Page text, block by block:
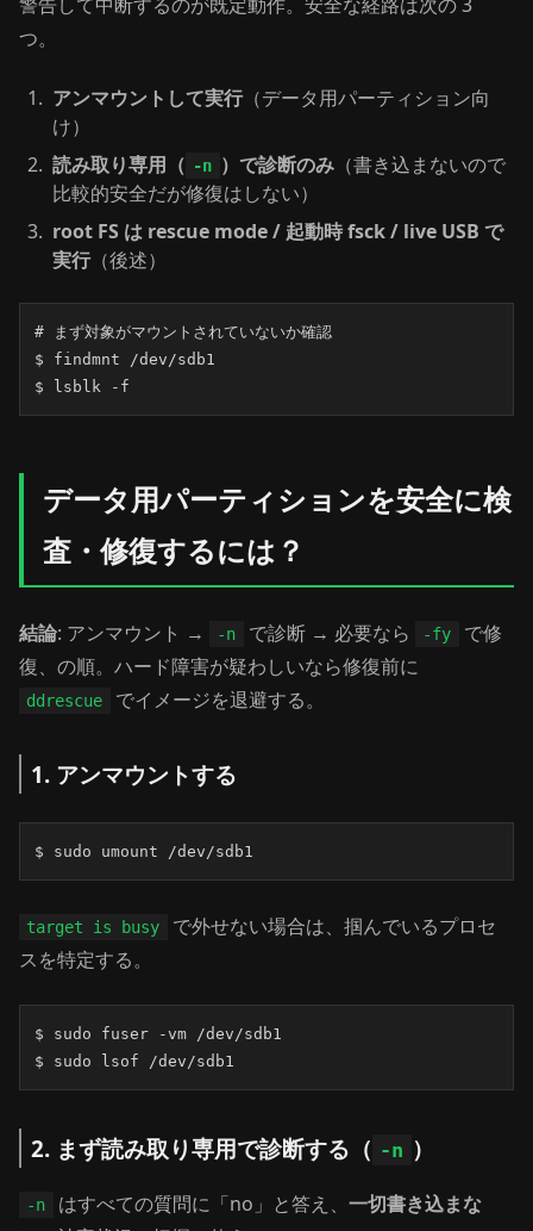
つ。
アンマウントして実行（データ用パーティション向
け）
読み取り専用（ -n ）で診断のみ（書き込まないので
比較的安全だが修復はしない）
root FS は rescue mode / 起動時 fsck / live USB で
実行（後述）
# まず対象がマウントされていないか確認
$ findmnt /dev/sdb1
$ lsblk -f
データ用パーティションを安全に検
査・修復するには？
結論: アンマウント → -n で診断 → 必要なら -fy
で修
復、の順。ハード障害が疑わしいなら修復前に
ddrescue でイメージを退避する。
1. アンマウントする
$ sudo umount /dev/sdb1
target is busy
で外せない場合は、掴んでいるプロセ
スを特定する。
$ sudo fuser -vm /dev/sdb1
$ sudo lsof /dev/sdb1
2. まず読み取り専用で診断する（ -n ）
-n はすべての質問に「no」と答え、 一切書き込まな